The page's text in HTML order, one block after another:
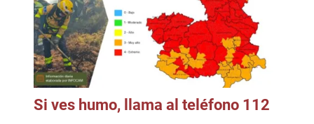
Si ves humo, llama al teléfono 112